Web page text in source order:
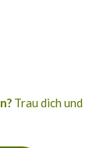
Trau dich und